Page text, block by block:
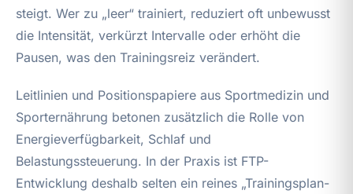
steigt. Wer zu „leer“ trainiert, reduziert oft unbewusst
die Intensität, verkürzt Intervalle oder erhöht die
Pausen, was den Trainingsreiz verändert.
Leitlinien und Positionspapiere aus Sportmedizin und
Sporternährung betonen zusätzlich die Rolle von
Energieverfügbarkeit, Schlaf und
Belastungssteuerung. In der Praxis ist FTP-
Entwicklung deshalb selten ein reines „Trainingsplan-